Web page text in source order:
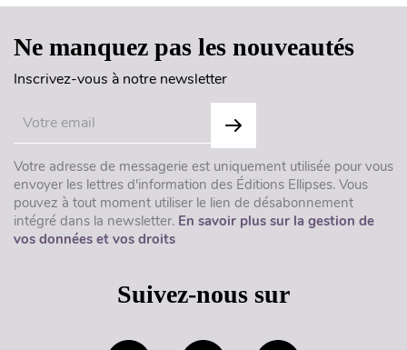
Ne manquez pas les nouveautés
Inscrivez-vous à notre newsletter
Votre adresse de messagerie est uniquement utilisée pour vous
envoyer les lettres d'information des Éditions Ellipses. Vous
pouvez à tout moment utiliser le lien de désabonnement
intégré dans la newsletter. En savoir plus sur la gestion de
vos données et vos droits
Suivez-nous sur